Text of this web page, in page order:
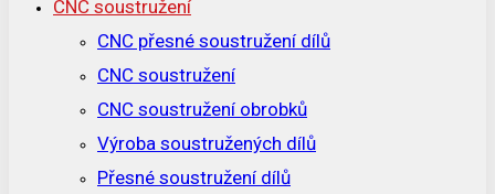
CNC soustružení
CNC přesné soustružení dílů
CNC soustružení
CNC soustružení obrobků
Výroba soustružených dílů
Přesné soustružení dílů